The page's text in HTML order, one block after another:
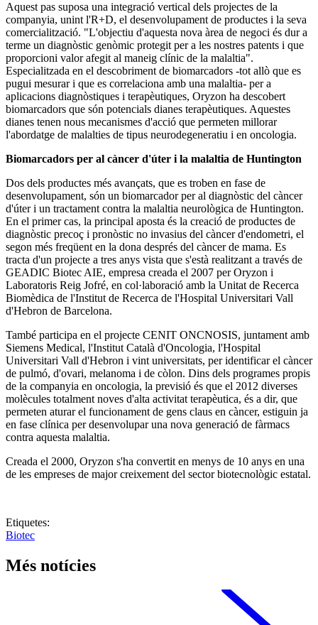
Aquest pas suposa una integració vertical dels projectes de la
companyia, unint l'R+D, el desenvolupament de productes i la seva
comercialització. "L'objectiu d'aquesta nova àrea de negoci és dur a
terme un diagnòstic genòmic protegit per a les nostres patents i que
proporcioni valor afegit al maneig clínic de la malaltia".
Especialitzada en el descobriment de biomarcadors -tot allò que es
pugui mesurar i que es correlaciona amb una malaltia- per a
aplicacions diagnòstiques i terapèutiques, Oryzon ha descobert
biomarcadors que són potencials dianes terapèutiques. Aquestes
dianes tenen nous mecanismes d'acció que permeten millorar
l'abordatge de malalties de tipus neurodegeneratiu i en oncologia.
Biomarcadors per al càncer d'úter i la malaltia de Huntington
Dos dels productes més avançats, que es troben en fase de
desenvolupament, són un biomarcador per al diagnòstic del càncer
d'úter i un tractament contra la malaltia neurològica de Huntington.
En el primer cas, la principal aposta és la creació de productes de
diagnòstic precoç i pronòstic no invasius del càncer d'endometri, el
segon més freqüent en la dona després del càncer de mama. Es
tracta d'un projecte a tres anys vista que s'està realitzant a través de
GEADIC Biotec AIE, empresa creada el 2007 per Oryzon i
Laboratoris Reig Jofré, en col·laboració amb la Unitat de Recerca
Biomèdica de l'Institut de Recerca de l'Hospital Universitari Vall
d'Hebron de Barcelona.
També participa en el projecte CENIT ONCNOSIS, juntament amb
Siemens Medical, l'Institut Català d'Oncologia, l'Hospital
Universitari Vall d'Hebron i vint universitats, per identificar el càncer
de pulmó, d'ovari, melanoma i de còlon. Dins dels programes propis
de la companyia en oncologia, la previsió és que el 2012 diverses
molècules totalment noves d'alta activitat terapèutica, és a dir, que
permeten aturar el funcionament de gens claus en càncer, estiguin ja
en fase clínica per desenvolupar una nova generació de fàrmacs
contra aquesta malaltia.
Creada el 2000, Oryzon s'ha convertit en menys de 10 anys en una
de les empreses de major creixement del sector biotecnològic estatal.
Etiquetes:
Biotec
Més notícies